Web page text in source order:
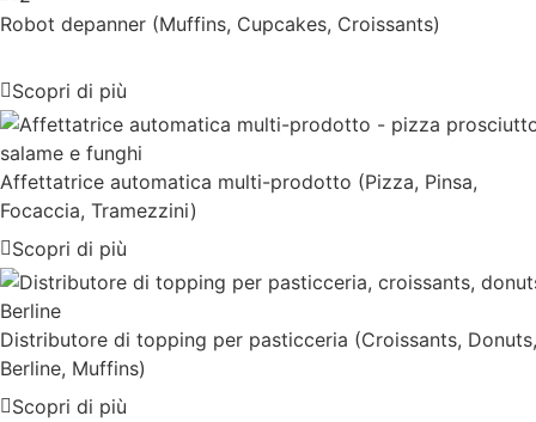
Robot depanner (Muffins, Cupcakes, Croissants)
Scopri di più
Affettatrice automatica multi-prodotto (Pizza, Pinsa,
Focaccia, Tramezzini)
Scopri di più
Distributore di topping per pasticceria (Croissants, Donuts,
Berline, Muffins)
Scopri di più